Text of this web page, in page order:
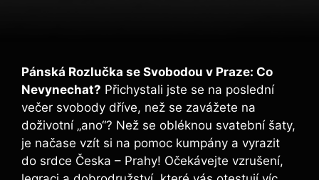
Pánská Rozlučka se Svobodou v Praze: ​Co
Nevynechat? Přichystali jste se na poslední
večer svobody dříve, než‌ se zavážete na
doživotní „ano“? Než se obléknou svatební šaty,
je načase vzít si na pomoc kumpány a vyrazit
do srdce Česka – Prahy!‍ Očekávejte vzrušení,‍